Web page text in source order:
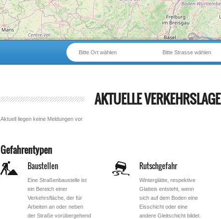
Bitte Strasse wählen
Bitte Ort wählen
AKTUELLE VERKEHRSLAGE
Aktuell liegen keine Meldungen vor
Gefahrentypen
Baustellen
Eine Straßenbaustelle ist
ein Bereich einer
Verkehrsfläche, der für
Arbeiten an oder neben
der Straße vorübergehend
Rutschgefahr
Winterglätte, respektive
Glatteis entsteht, wenn
sich auf dem Boden eine
Eisschicht oder eine
andere Gleitschicht bildet.